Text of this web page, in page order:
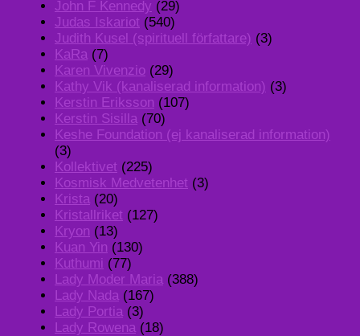
John F Kennedy (29)
Judas Iskariot (540)
Judith Kusel (spirituell författare) (3)
KaRa (7)
Karen Vivenzio (29)
Kathy Vik (kanaliserad information) (3)
Kerstin Eriksson (107)
Kerstin Sisilla (70)
Keshe Foundation (ej kanaliserad information)
(3)
Kollektivet (225)
Kosmisk Medvetenhet (3)
Krista (20)
Kristallriket (127)
Kryon (13)
Kuan Yin (130)
Kuthumi (77)
Lady Moder Maria (388)
Lady Nada (167)
Lady Portia (3)
Lady Rowena (18)